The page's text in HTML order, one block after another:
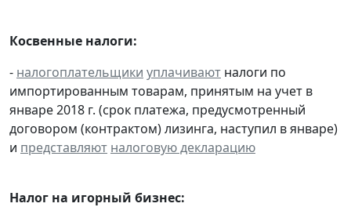
Косвенные налоги:
- налогоплательщики уплачивают налоги по
импортированным товарам, принятым на учет в
январе 2018 г. (срок платежа, предусмотренный
договором (контрактом) лизинга, наступил в январе)
и представляют налоговую декларацию
Налог на игорный бизнес: